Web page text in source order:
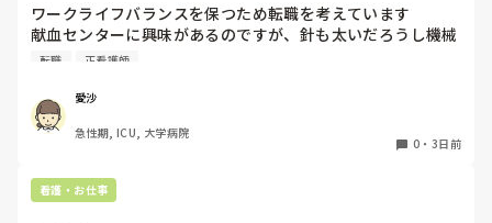
早く色々覚えたい！という、意欲があまり感じられず…これ
はPNS云々よりも、その新人の性格かな？とも思いました
が、ほとんどの新人に当てはまりました。。。時代柄でしょ
私はどちらかといえば、PNSは好きじゃありません。
でもPNSでやれというからには、もっと業務量に見合った、
新人を指導しながら業務ができるゆとりが欲しいです。
PNSもそうじゃないのも経験している方は、どちらの方が良
いと思いますか？
ワークライフバランスを保つため転職を考えています
献血センターに興味があるのですが、針も太いだろうし機械
操作あるしイメージが湧きません
など教えていただきたいです！
転職 正看護師
愛沙
急性期, ICU, 大学病院
0 ・ 3日前
看護・お仕事